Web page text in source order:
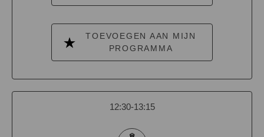
TOEVOEGEN AAN MIJN
PROGRAMMA
12:30-13:15